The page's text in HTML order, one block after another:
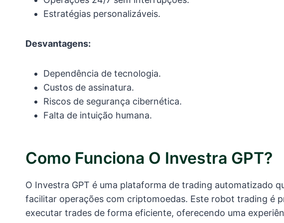
Estratégias personalizáveis.
Desvantagens:
Dependência de tecnologia.
Custos de assinatura.
Riscos de segurança cibernética.
Falta de intuição humana.
Como Funciona O Investra GPT?
O Investra GPT é uma plataforma de trading automatizado
facilitar operações com criptomoedas. Este robot trading é
executar trades de forma eficiente, oferecendo uma